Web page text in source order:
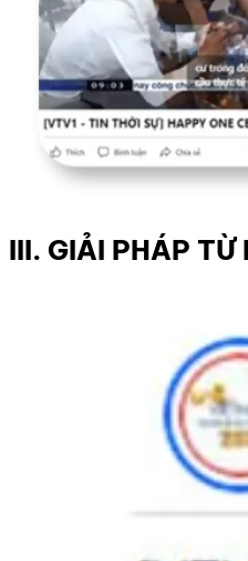
III. GIẢI PHÁP TỪ